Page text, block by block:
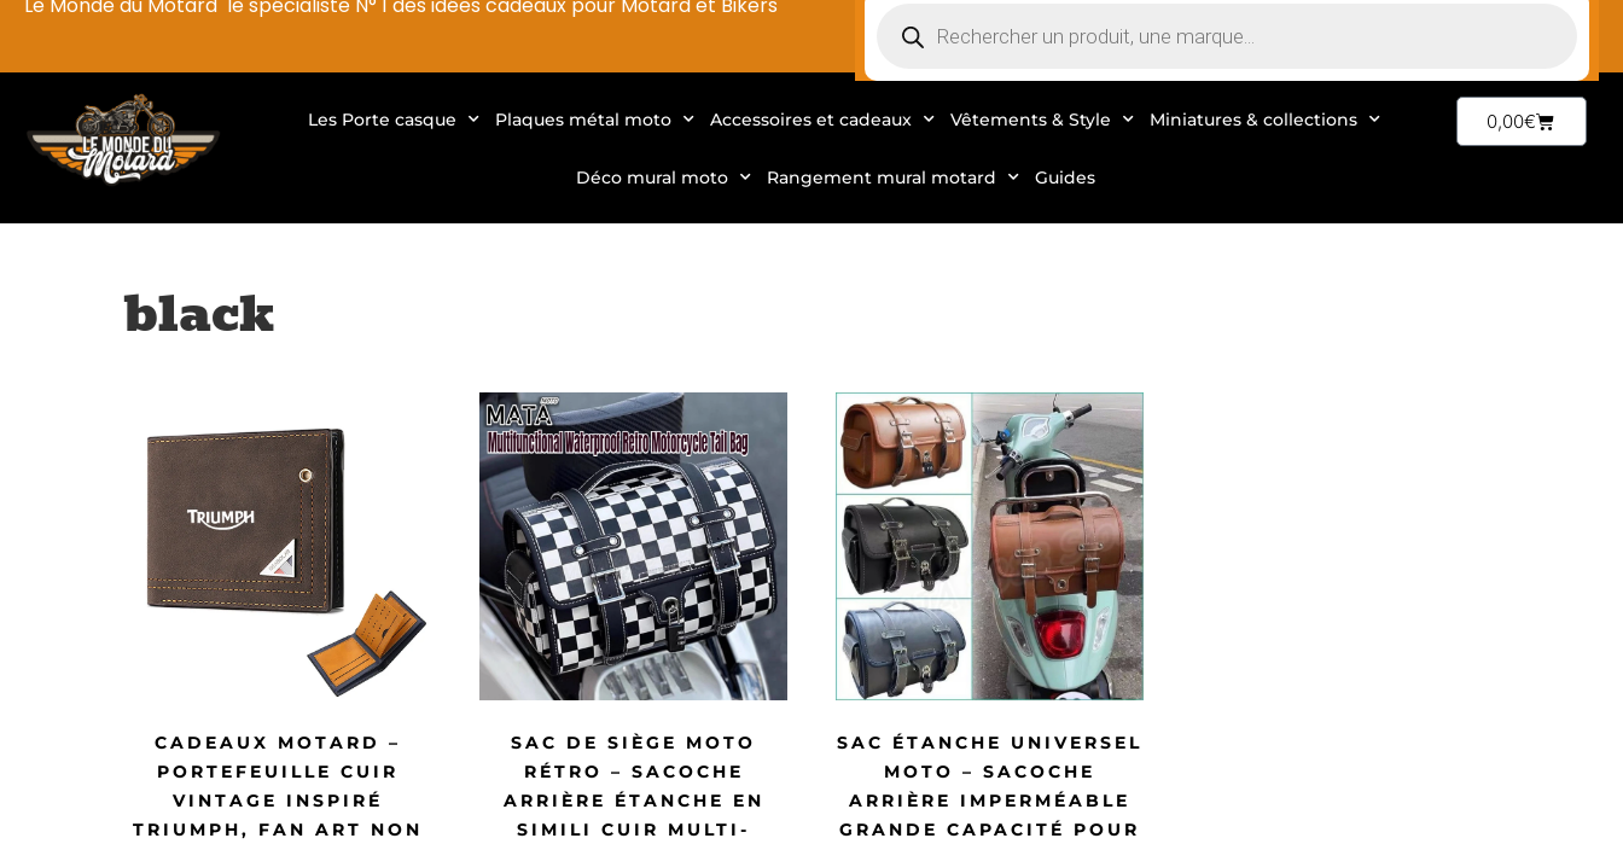
Les Porte casque Plaques métal moto Accessoires et cadeaux Vêtements & Style Miniatures & collections
Déco mural moto Rangement mural motard Guides
0,00€
black
CADEAUX MOTARD –
PORTEFEUILLE CUIR
VINTAGE INSPIRÉ
TRIUMPH, FAN ART NON
SAC DE SIÈGE MOTO
RÉTRO – SACOCHE
ARRIÈRE ÉTANCHE EN
SIMILI CUIR MULTI-
SAC ÉTANCHE UNIVERSEL
MOTO – SACOCHE
ARRIÈRE IMPERMÉABLE
GRANDE CAPACITÉ POUR